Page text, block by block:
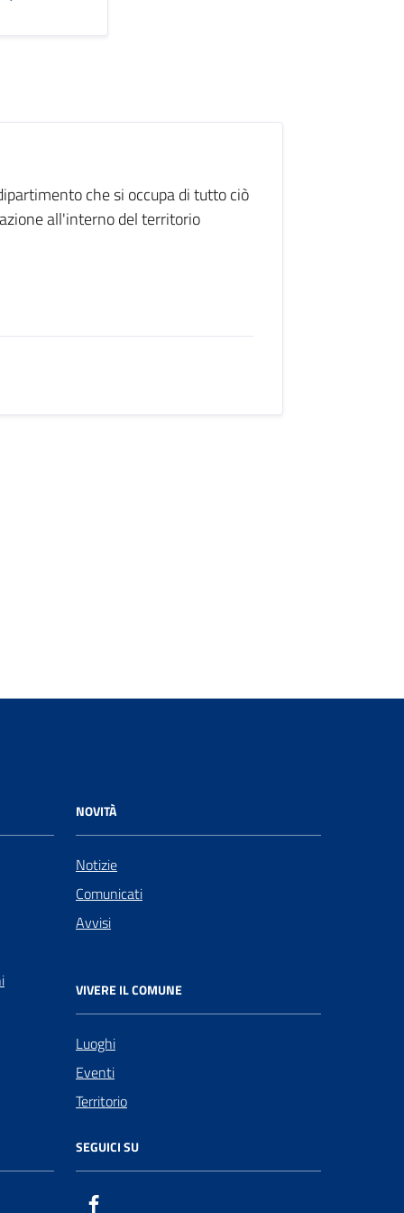
che si occupa di tutto ciò
all'interno del territorio
NOVITÀ
Notizie
Comunicati
Avvisi
VIVERE IL COMUNE
Luoghi
Eventi
Territorio
SEGUICI SU